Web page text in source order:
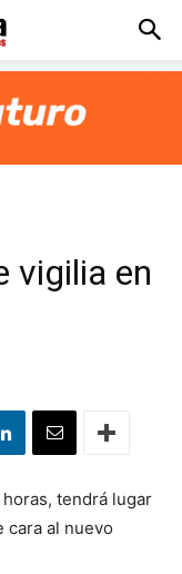
vigilia en
tendrá lugar
cara al nuevo